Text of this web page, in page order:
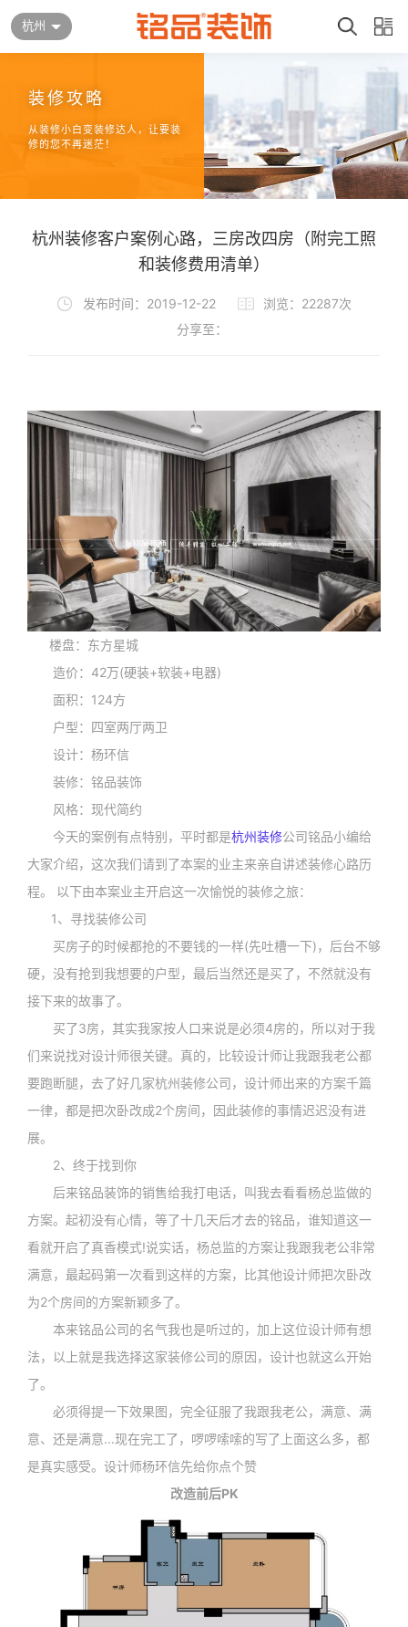
杭州
装修攻略
从装修小白变装修达人，让要装
修的您不再迷茫！
杭州装修客户案例心路，三房改四房（附完工照
和装修费用清单）
发布时间：2019-12-22
浏览：22287次
分享至：
楼盘：东方星城
造价：42万(硬装+软装+电器)
面积：124方
户型：四室两厅两卫
设计：杨环信
装修：铭品装饰
风格：现代简约
今天的案例有点特别，平时都是杭州装修公司铭品小编给
大家介绍，这次我们请到了本案的业主来亲自讲述装修心路历
程。 以下由本案业主开启这一次愉悦的装修之旅：
1、寻找装修公司
买房子的时候都抢的不要钱的一样(先吐槽一下)，后台不够
硬，没有抢到我想要的户型，最后当然还是买了，不然就没有
接下来的故事了。
买了3房，其实我家按人口来说是必须4房的，所以对于我
们来说找对设计师很关键。真的，比较设计师让我跟我老公都
要跑断腿，去了好几家杭州装修公司，设计师出来的方案千篇
一律，都是把次卧改成2个房间，因此装修的事情迟迟没有进
展。
2、终于找到你
后来铭品装饰的销售给我打电话，叫我去看看杨总监做的
方案。起初没有心情，等了十几天后才去的铭品，谁知道这一
看就开启了真香模式!说实话，杨总监的方案让我跟我老公非常
满意，最起码第一次看到这样的方案，比其他设计师把次卧改
为2个房间的方案新颖多了。
本来铭品公司的名气我也是听过的，加上这位设计师有想
法，以上就是我选择这家装修公司的原因，设计也就这么开始
了。
必须得提一下效果图，完全征服了我跟我老公，满意、满
意、还是满意...现在完工了，啰啰嗦嗦的写了上面这么多，都
是真实感受。设计师杨环信先给你点个赞
改造前后PK